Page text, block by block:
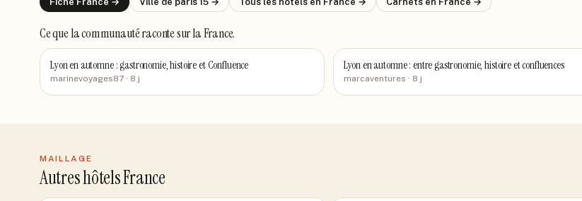
Ce que la communauté racontesur la France.
Lyon en automne : gastronomie, histoire et Confluence
marinevoyages87 · 8 j
Lyon en automne : entre gastronomie, histoire et confluences
marcaventures · 8 j
MAILLAGE
Autres hôtels France